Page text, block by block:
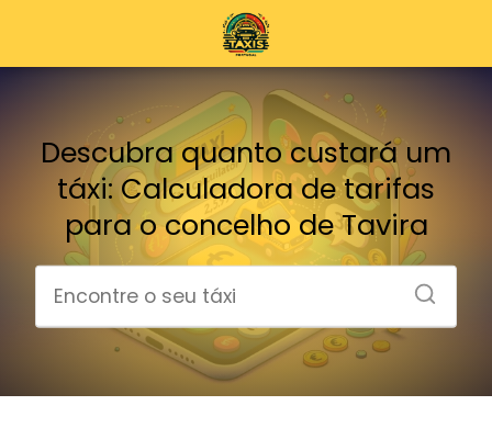
Descubra quanto custará um
táxi: Calculadora de tarifas
para o concelho de Tavira